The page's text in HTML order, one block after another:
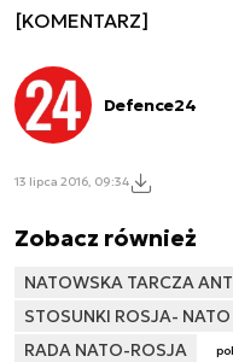
[KOMENTARZ]
Defence24
13 lipca 2016, 09:34
Zobacz również
NATOWSKA TARCZA
STOSUNKI ROSJA- NATO
RADA NATO-ROSJA